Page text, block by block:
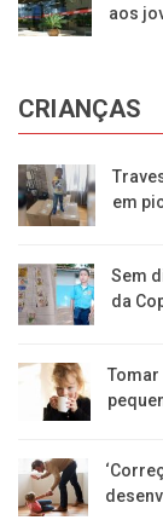
aos
CRIANÇAS
em
Sem
da